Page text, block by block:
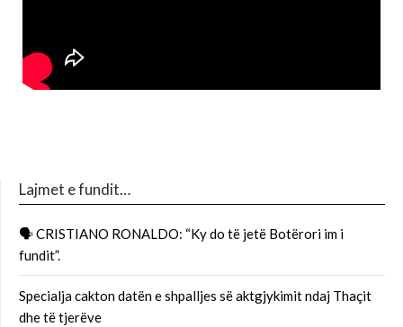
Lajmet e fundit…
🗣 CRISTIANO RONALDO: “Ky do të jetë Botërori im i
fundit”.
Specialja cakton datën e shpalljes së aktgjykimit ndaj Thaçit
dhe të tjerëve